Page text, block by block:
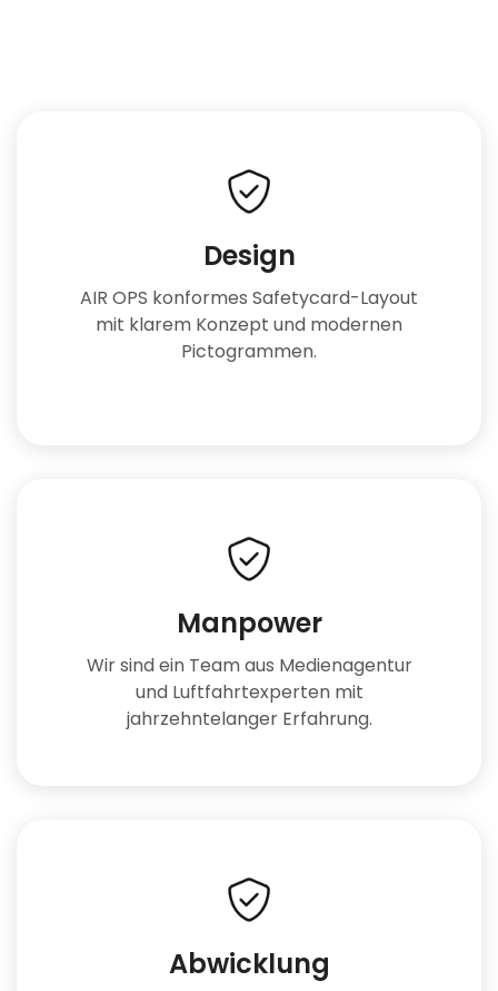
Design
AIR OPS konformes Safetycard-Layout
mit klarem Konzept und modernen
Pictogrammen.
Manpower
Wir sind ein Team aus Medienagentur
und Luftfahrtexperten mit
jahrzehntelanger Erfahrung.
Abwicklung